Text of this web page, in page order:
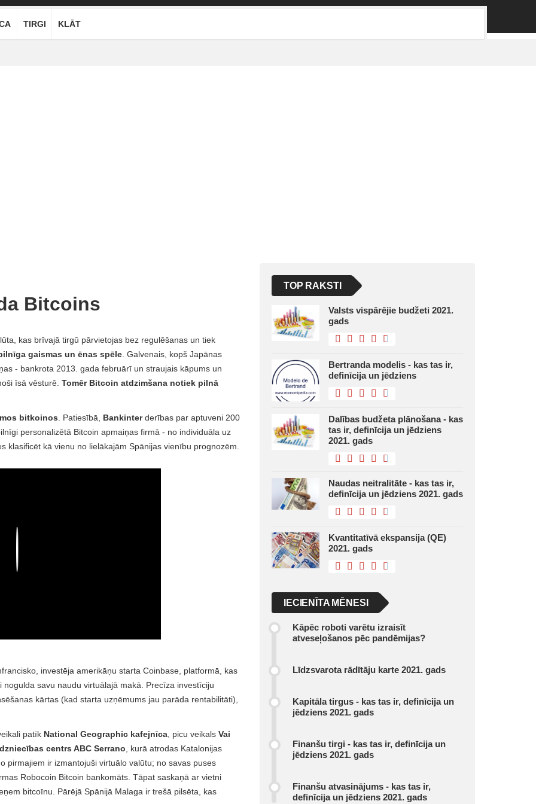
TIRGI KLĀT
Bitcoins
kas brīvajā tirgū pārvietojas bez regulēšanas un tiek
gaismas un ēnas spēle . Galvenais, kopš Japānas
- bankrota 2013. gada februārī un straujais kāpums un
īsā vēsturē. Tomēr Bitcoin atdzimšana notiek pilnā
bitkoinos . Patiesībā, Bankinterderības par aptuveni 200
personalizētā Bitcoin apmaiņas firmā - no individuāla uz
klasificēt kā vienu no lielākajām Spānijas vienību prognozēm.
investēja amerikāņu starta Coinbase, platformā, kas
savu naudu virtuālajā makā. Precīza investīciju
kārtas (kad starta uzņēmums jau parāda rentabilitāti),
patīk National Geographic kafejnīca , picu veikals Vai
centrs ABC Serrano , kurā atrodas Katalonijas
pirmajiem ir izmantojuši virtuālo valūtu; no savas puses
Robocoin Bitcoin bankomāts. Tāpat saskaņā ar vietni
bitcoīnu. Pārējā Spānijā Malaga ir trešā pilsēta, kas
TOP RAKSTI
Valsts vispārējie budžeti 2021.
gads
Bertranda modelis - kas tas ir,
definīcija un jēdziens
Dalības budžeta plānošana - kas
tas ir, definīcija un jēdziens
2021. gads
Naudas neitralitāte - kas tas ir,
definīcija un jēdziens 2021. gads
Kvantitatīvā ekspansija (QE)
2021. gads
IECIENĪTA MĒNESI
Kāpēc roboti varētu izraisīt
atveseļošanos pēc pandēmijas?
Līdzsvarota rādītāju karte 2021. gads
Kapitāla tirgus - kas tas ir, definīcija un
jēdziens 2021. gads
Finanšu tirgi - kas tas ir, definīcija un
jēdziens 2021. gads
Finanšu atvasinājums - kas tas ir,
definīcija un jēdziens 2021. gads